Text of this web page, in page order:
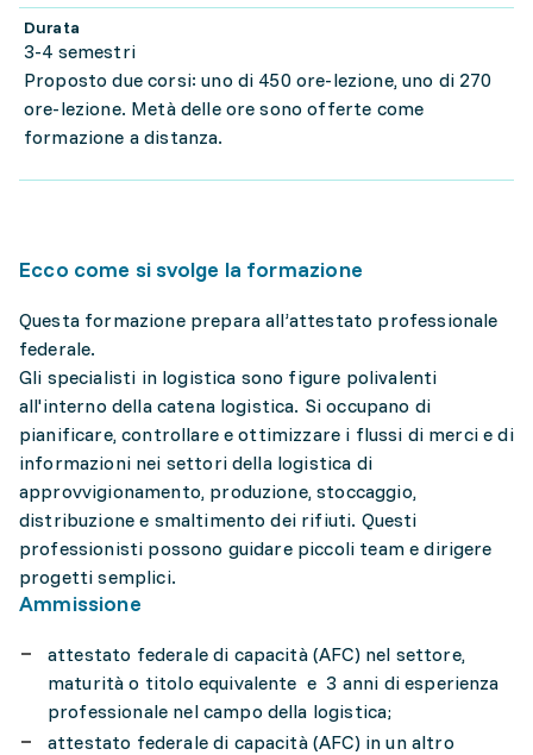
Durata
3-4 semestri
Proposto due corsi: uno di 450 ore-lezione, uno di 270
ore-lezione. Metà delle ore sono offerte come
formazione a distanza.
Ecco come si svolge la formazione
Questa formazione prepara all’attestato professionale
federale.
Gli specialisti in logistica sono figure polivalenti
all'interno della catena logistica. Si occupano di
pianificare, controllare e ottimizzare i flussi di merci e di
informazioni nei settori della logistica di
approvvigionamento, produzione, stoccaggio,
distribuzione e smaltimento dei rifiuti. Questi
professionisti possono guidare piccoli team e dirigere
progetti semplici.
Ammissione
attestato federale di capacità (AFC) nel settore,
maturità o titolo equivalente e 3 anni di esperienza
professionale nel campo della logistica;
attestato federale di capacità (AFC) in un altro